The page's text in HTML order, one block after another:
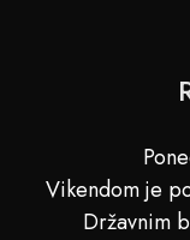
Vikendom je
Državnim